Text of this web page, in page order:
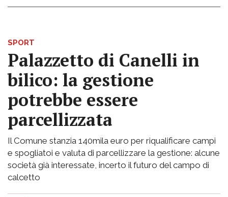
SPORT
Palazzetto di Canelli in
bilico: la gestione
potrebbe essere
parcellizzata
Il Comune stanzia 140mila euro per riqualificare campi
e spogliatoi e valuta di parcellizzare la gestione: alcune
società già interessate, incerto il futuro del campo di
calcetto